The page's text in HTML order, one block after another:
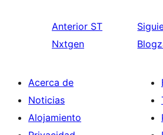
Anterior ST
Nxtgen
Acerca de
Noticias
Alojamiento